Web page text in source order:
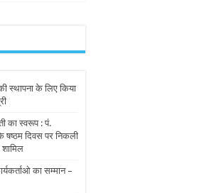
स्थापना के लिए किया
का स्वरूप : पं.
षष्ठम दिवस पर निकली
शामिल
का सम्मान –